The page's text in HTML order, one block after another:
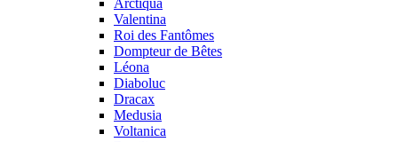
Arctiqua
Valentina
Roi des Fantômes
Dompteur de Bêtes
Léona
Diaboluc
Dracax
Medusia
Voltanica